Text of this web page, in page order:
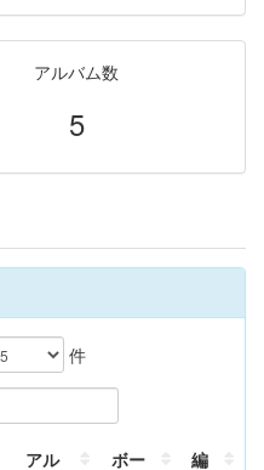
アルバム数
5
件
アル
ボー
編